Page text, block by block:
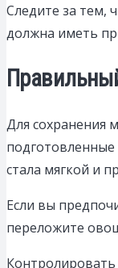
Следите за тем,
должна иметь
Для сохранения
стала мягкой и
Если вы
переложите
Контролировать